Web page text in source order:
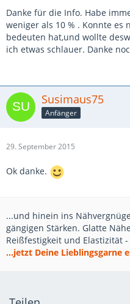
Danke für die Info. Habe
weniger als 10 % . Konnte es
bedeuten hat,und wollte
ich etwas schlauer. Danke
Susimaus75
Anfänger
29. September 2015
Ok danke.
...und hinein ins
gängigen Stärken. Glatte
Reißfestigkeit und Elastizität
...jetzt Deine Lieblingsgarne